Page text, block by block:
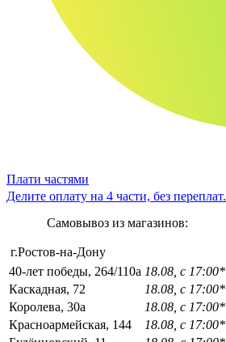
Плати частями
Делите оплату на 4 части, без переплат.
Самовывоз из магазинов:
г.Ростов-на-Дону
40-лет победы, 264/110а 18.08, с 17:00*
Каскадная, 72
18.08, с 17:00*
Королева, 30а
18.08, с 17:00*
Красноармейская, 144
18.08, с 17:00*